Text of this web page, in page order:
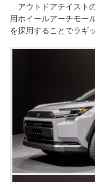
アウトドアテイスト
用ホイールアーチモー
を採用することでラギ